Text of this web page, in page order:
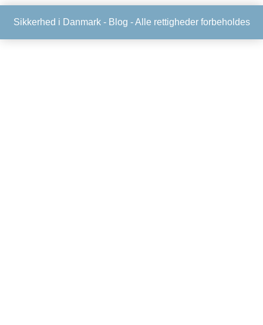
Sikkerhed i Danmark - Blog - Alle rettigheder forbeholdes